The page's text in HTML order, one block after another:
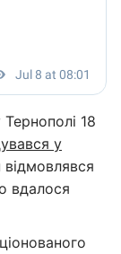
Тернополі 18
у
вдалося